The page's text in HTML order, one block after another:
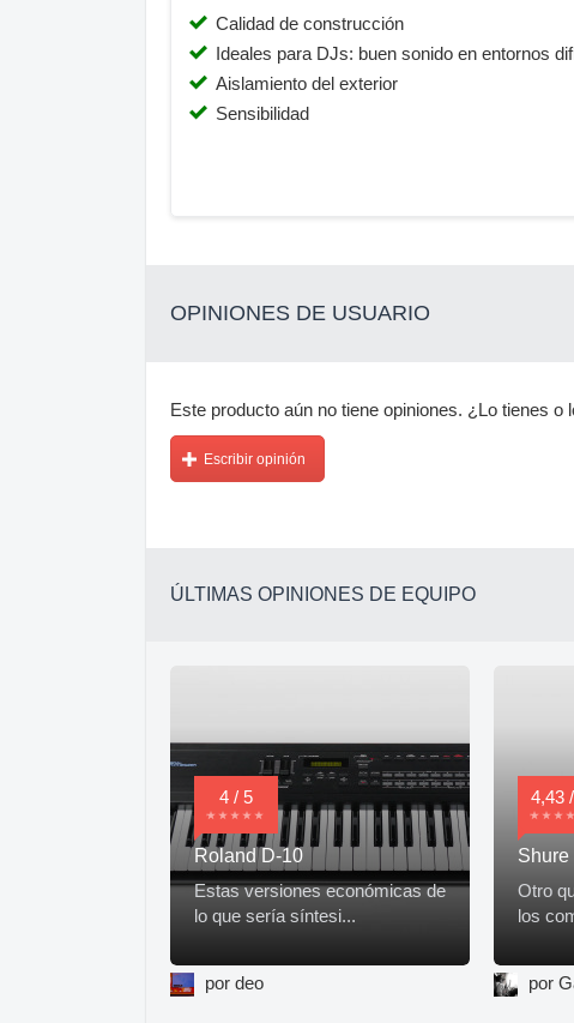
Calidad de construcción
Ideales para DJs: buen sonido en entornos
Aislamiento del exterior
Sensibilidad
OPINIONES DE USUARIO
Este producto aún no tiene opiniones. ¿Lo tienes o
Escribir opinión
ÚLTIMAS OPINIONES DE EQUIPO
4 / 5
Roland D-10
Estas versiones económicas de
lo que sería síntesi...
por deo
4,43
Shure
Otro
los
por